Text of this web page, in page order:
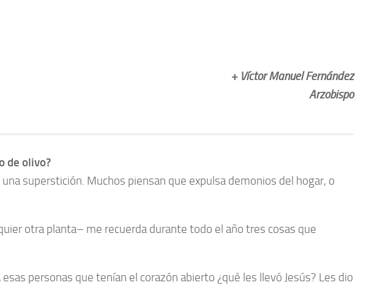
+ Víctor Manuel Fernández
Arzobispo
de olivo?
superstición. Muchos piensan que expulsa demonios del hogar, o
otra planta– me recuerda durante todo el año tres cosas que
personas que tenían el corazón abierto ¿qué les llevó Jesús? Les dio